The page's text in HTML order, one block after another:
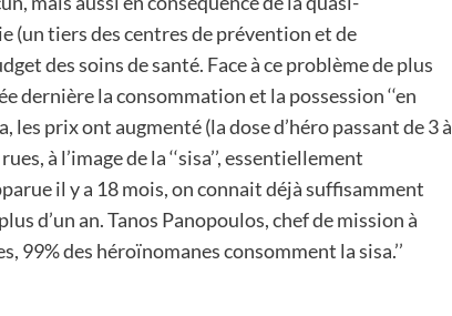
(un tiers des centres de prévention et de
des soins de santé. Face à ce problème de plus
dernière la consommation et la possession ‘‘en
les prix ont augmenté (la dose d’héro passant de 3 à
à l’image de la ‘‘sisa’’, essentiellement
il y a 18 mois, on connait déjà suffisamment
d’un an. Tanos Panopoulos, chef de mission à
99% des héroïnomanes consomment la sisa.’’